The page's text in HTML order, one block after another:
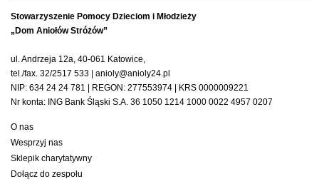
Stowarzyszenie Pomocy Dzieciom i Młodzieży
„Dom Aniołów Stróżów”
ul. Andrzeja 12a, 40-061 Katowice,
tel./fax. 32/2517 533 | anioly@anioly24.pl
NIP: 634 24 24 781 | REGON: 277553974 | KRS 0000009221
Nr konta: ING Bank Śląski S.A. 36 1050 1214 1000 0022 4957 0207
O nas
Wesprzyj nas
Sklepik charytatywny
Dołącz do zespołu